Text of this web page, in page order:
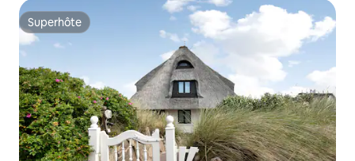
Superhôte
Superhôte